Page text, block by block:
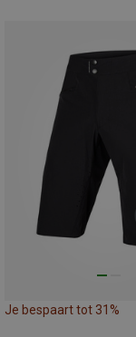
Je bespaart tot 31%